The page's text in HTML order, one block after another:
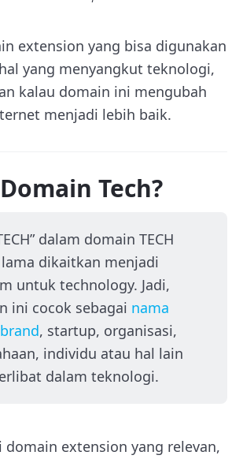
extension yang bisa digunakan
yang menyangkut teknologi,
kalau domain ini mengubah
menjadi lebih baik.
Tech?
dalam domain TECH
dikaitkan menjadi
untuk technology. Jadi,
ini cocok sebagai nama
, startup, organisasi,
individu atau hal lain
dalam teknologi.
domain extension yang relevan,